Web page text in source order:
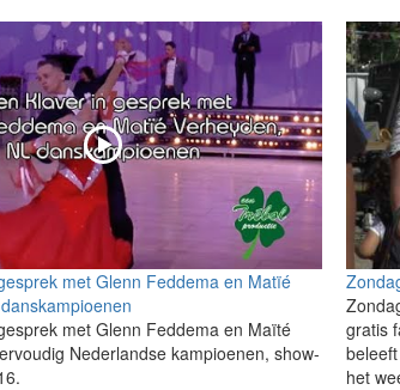
met Glenn Feddema en Matïé
met Glenn Feddema en Maïté
Nederlandse kampioenen, show-
gratis
het